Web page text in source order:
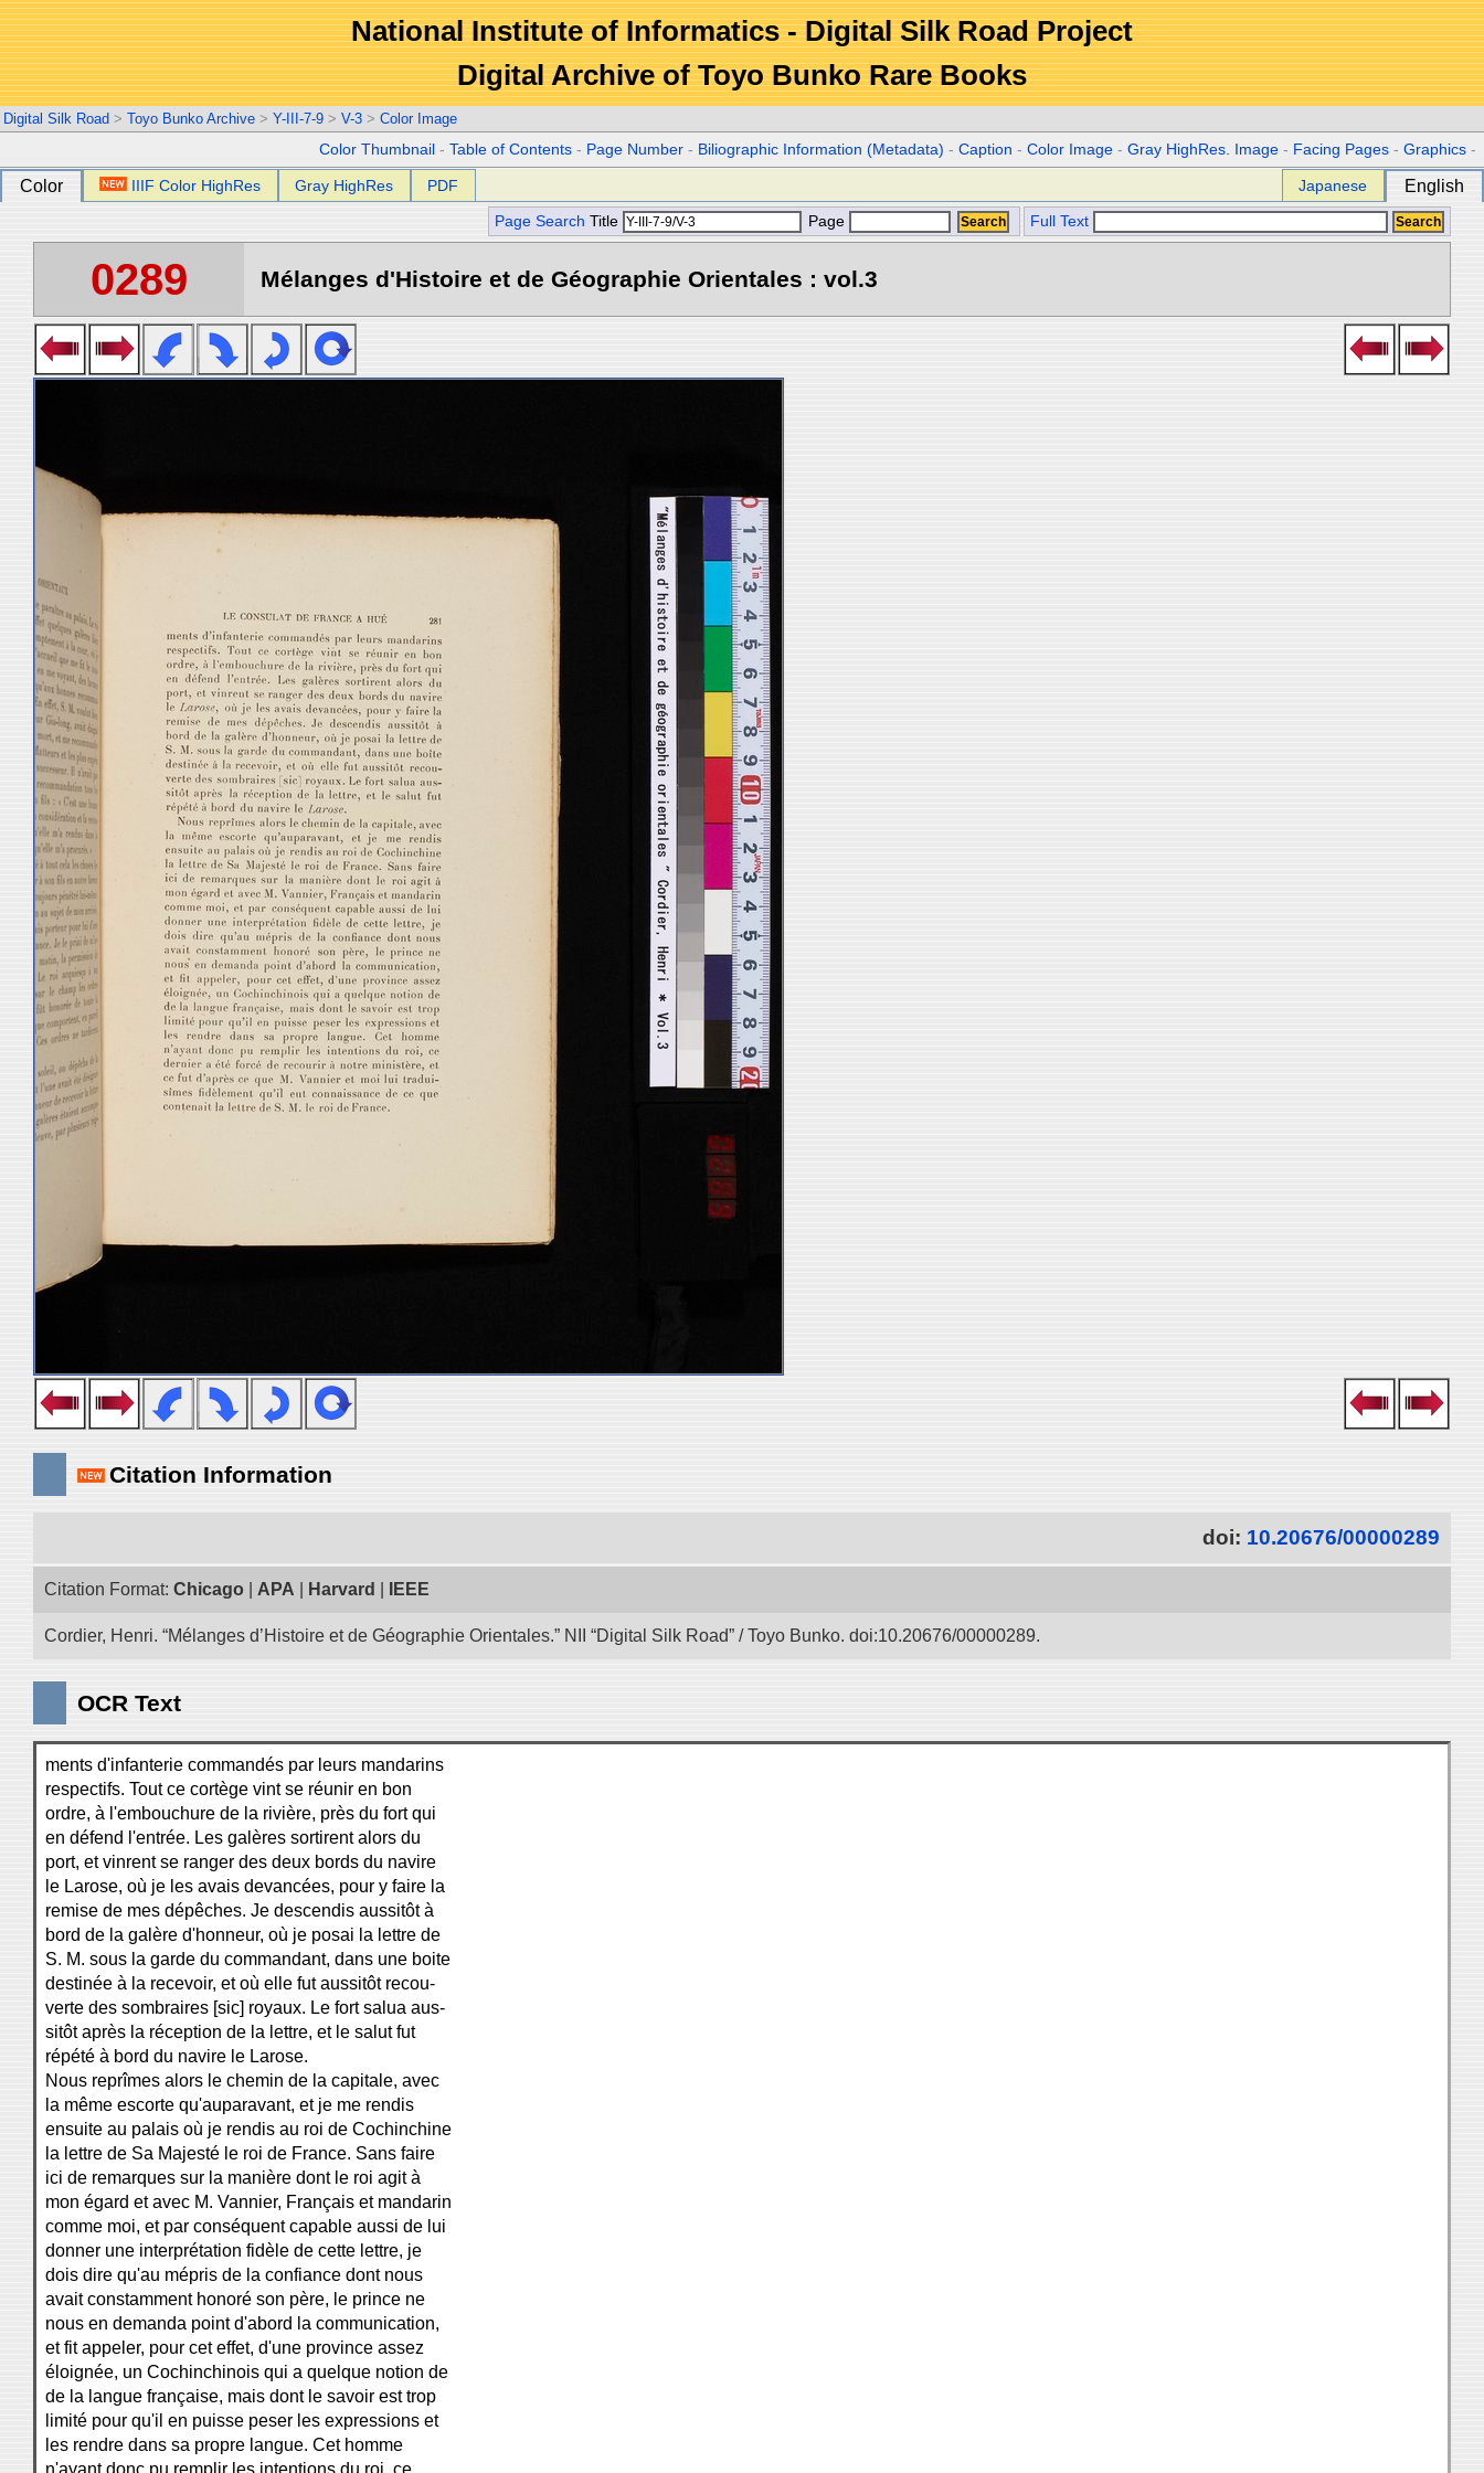
National Institute of Informatics - Digital Silk Road Project
Digital Archive of Toyo Bunko Rare Books
Digital Silk Road > Toyo Bunko Archive > Y-III-7-9 > V-3 > Color Image
Color Thumbnail -Table of Contents - Page Number - Biliographic Information (Metadata) -Caption -Color Image -Gray HighRes. Image - Facing Pages -Graphics -
Color IIIF Color HighRes Gray HighRes PDF Japanese English
Page Search Title Page Full Text
0289 Mélanges d'Histoire et de Géographie Orientales : vol.3
Citation Information
doi: 10.20676/00000289
Citation Format: Chicago APA Harvard IEEE
Cordier, Henri. “Mélanges d’Histoire et de Géographie Orientales.” NII “Digital Silk Road” / Toyo Bunko. doi:10.20676/00000289.
OCR Text
ments d'infanterie commandés par leurs mandarins
respectifs. Tout ce cortège vint se réunir en bon
ordre, à l'embouchure de la rivière, près du fort qui
en défend l'entrée. Les galères sortirent alors du
port, et vinrent se ranger des deux bords du navire
le Larose, où je les avais devancées, pour y faire la
remise de mes dépêches. Je descendis aussitôt à
bord de la galère d'honneur, où je posai la lettre de
S. M. sous la garde du commandant, dans une boite
destinée à la recevoir, et où elle fut aussitôt recou-
verte des sombraires [sic] royaux. Le fort salua aus-
sitôt après la réception de la lettre, et le salut fut
répété à bord du navire le Larose.
Nous reprîmes alors le chemin de la capitale, avec
la même escorte qu'auparavant, et je me rendis
ensuite au palais où je rendis au roi de Cochinchine
la lettre de Sa Majesté le roi de France. Sans faire
ici de remarques sur la manière dont le roi agit à
mon égard et avec M. Vannier, Français et mandarin
comme moi, et par conséquent capable aussi de lui
donner une interprétation fidèle de cette lettre, je
dois dire qu'au mépris de la confiance dont nous
avait constamment honoré son père, le prince ne
nous en demanda point d'abord la communication,
et fit appeler, pour cet effet, d'une province assez
éloignée, un Cochinchinois qui a quelque notion de
de la langue française, mais dont le savoir est trop
limité pour qu'il en puisse peser les expressions et
les rendre dans sa propre langue. Cet homme
n'ayant donc pu remplir les intentions du roi, ce